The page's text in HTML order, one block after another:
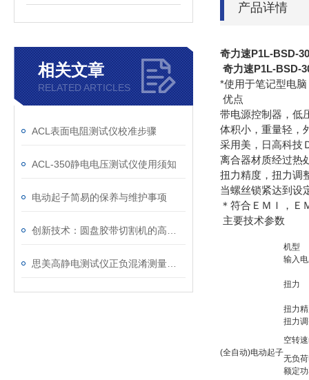
相关文章
RELATED ARTICLES
ACL表面电阻测试仪校准步骤
ACL-350静电电压测试仪使用须知
电动起子简易的保养与维护事项
产品详情
奇力速P1L-BSD-
奇力速P1L-BSD-
*使用于笔记型电
优点
带电源控制器，低
体积小，重量轻，
采用美，日高科技
离合器材质经过热
扭力精度，扭力调
当螺丝锁紧达到设
＊符合ＥＭＩ，Ｅ
主要技术参数
(全自动)电动起子
机型
输入
扭力
扭力
扭力
空转
无负
额定